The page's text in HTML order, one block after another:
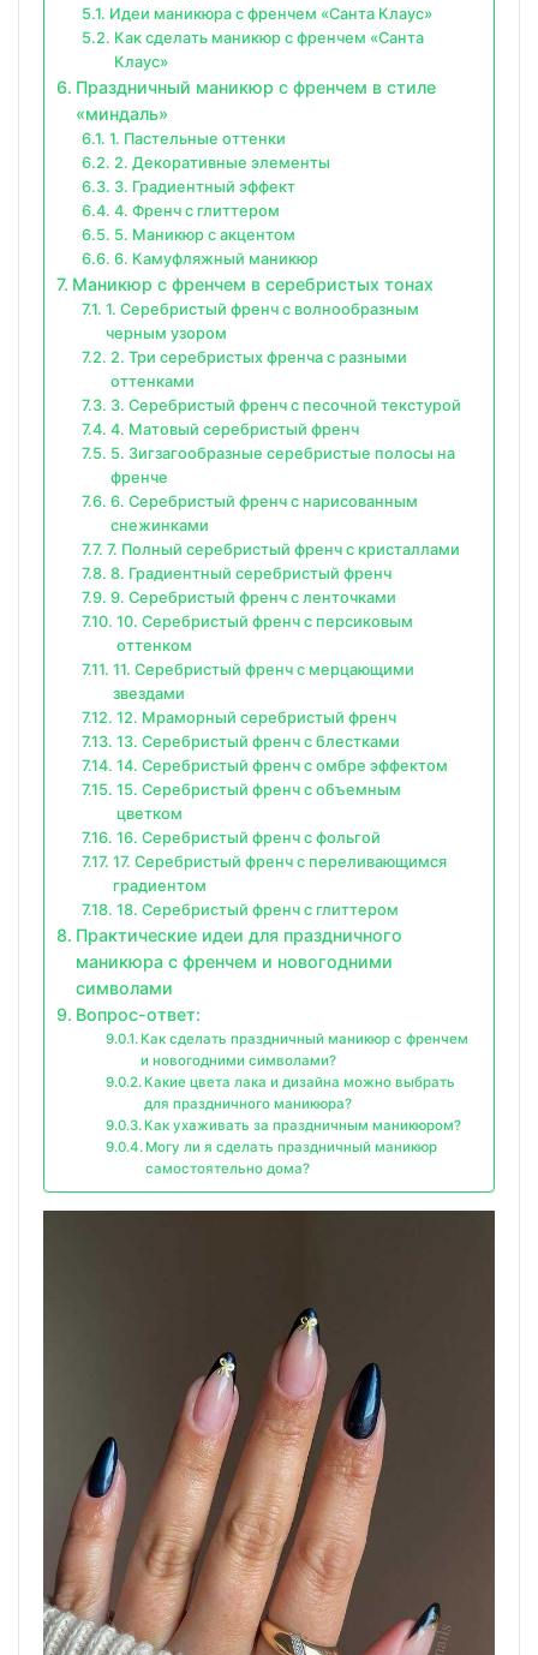
Идеи маникюра с френчем «Санта Клаус»
Как сделать маникюр с френчем «Санта
Клаус»
Праздничный маникюр с френчем в стиле
«миндаль»
1. Пастельные оттенки
2. Декоративные элементы
3. Градиентный эффект
4. Френч с глиттером
5. Маникюр с акцентом
6. Камуфляжный маникюр
Маникюр с френчем в серебристых тонах
1. Серебристый френч с волнообразным
черным узором
2. Три серебристых френча с разными
оттенками
3. Серебристый френч с песочной текстурой
4. Матовый серебристый френч
5. Зигзагообразные серебристые полосы на
френче
6. Серебристый френч с нарисованным
снежинками
7. Полный серебристый френч с кристаллами
8. Градиентный серебристый френч
9. Серебристый френч с ленточками
10. Серебристый френч с персиковым
оттенком
11. Серебристый френч с мерцающими
звездами
12. Мраморный серебристый френч
13. Серебристый френч с блестками
14. Серебристый френч с омбре эффектом
15. Серебристый френч с объемным
цветком
16. Серебристый френч с фольгой
17. Серебристый френч с переливающимся
градиентом
18. Серебристый френч с глиттером
Практические идеи для праздничного
маникюра с френчем и новогодними
символами
Вопрос-ответ:
Как сделать праздничный маникюр с френчем
и новогодними символами?
Какие цвета лака и дизайна можно выбрать
для праздничного маникюра?
Как ухаживать за праздничным маникюром?
Могу ли я сделать праздничный маникюр
самостоятельно дома?